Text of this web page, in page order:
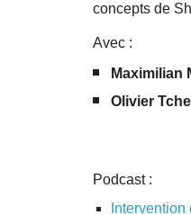
concepts de
Avec :
Maximilian
Olivier
Podcast :